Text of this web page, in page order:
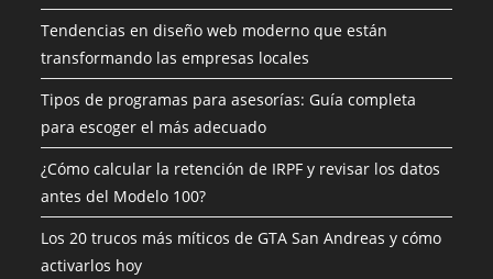
Tendencias en diseño web moderno que están
transformando las empresas locales
Tipos de programas para asesorías: Guía completa
para escoger el más adecuado
¿Cómo calcular la retención de IRPF y revisar los datos
antes del Modelo 100?
Los 20 trucos más míticos de GTA San Andreas y cómo
activarlos hoy